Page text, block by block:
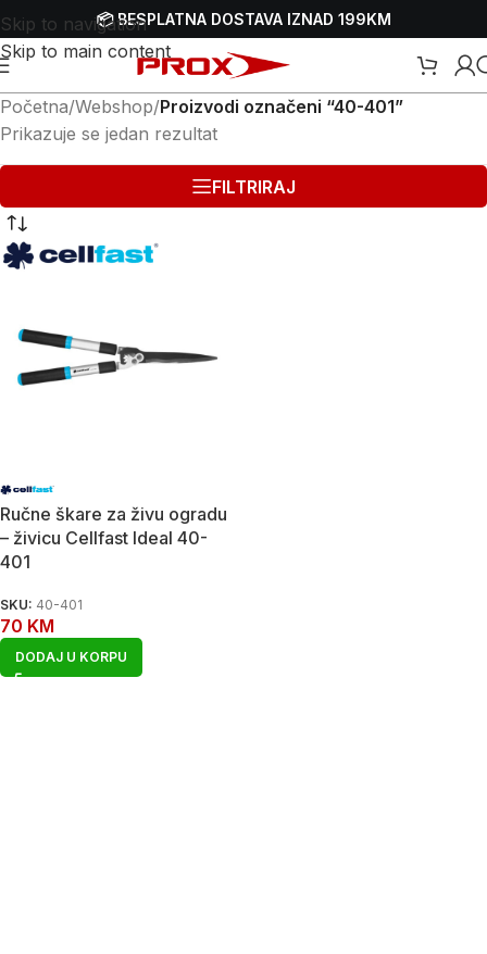
Skip to navigation
Skip to main content
📦 BESPLATNA DOSTAVA IZNAD 199KM
Početna/Webshop/Proizvodi označeni “40-401”
Prikazuje se jedan rezultat
FILTRIRAJ
Ručne škare za živu ogradu
– živicu Cellfast Ideal 40-
401
SKU: 40-401
70 KM
DODAJ U KORPU